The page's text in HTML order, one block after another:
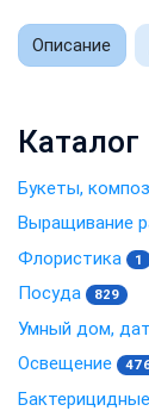
Описание
Каталог
Букеты,
Выращивание
Флористика 1
Посуда 829
Умный дом,
Освещение